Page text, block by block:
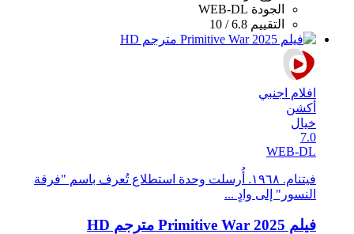
الجودة WEB-DL
التقييم 6.8 / 10
افلام اجنبي
أكشن
خيال
7.0
WEB-DL
فيتنام. ١٩٦٨. أُرسلت وحدة استطلاع تُعرف باسم "فرقة
النسور" إلى وادٍ ...
فيلم Primitive War 2025 مترجم HD